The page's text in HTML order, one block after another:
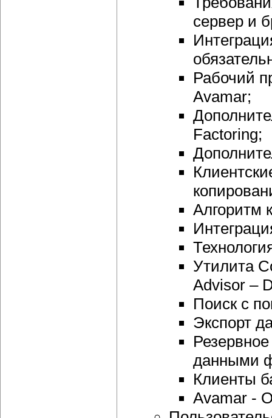
сервер и
Рабочий
Avamar;
Factoring;
Алгоритм
Утилита
Advisor –
Поиск с
Экспорт
данными
Клиенты
Avamar -